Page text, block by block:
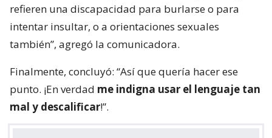
refieren una discapacidad para burlarse o para
intentar insultar, o a orientaciones sexuales
también”, agregó la comunicadora.
Finalmente, concluyó: “Así que quería hacer ese
punto. ¡En verdad me indigna usar el lenguaje tan
mal y descalificar!”.